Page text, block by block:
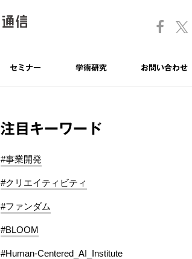
セミナー 学術研究 お問い合わせ
注目キーワード
#事業開発
#クリエイティビティ
#ファンダム
#BLOOM
#Human-Centered_AI_Institute